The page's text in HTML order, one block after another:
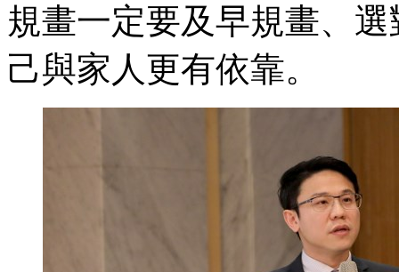
規畫一定要及早規畫、
己與家人更有依靠。